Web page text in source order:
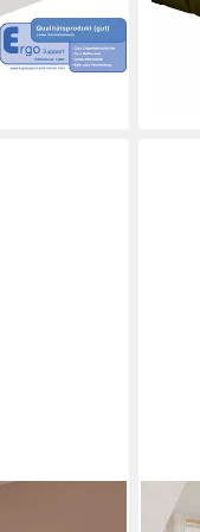
nur
FLIEKS